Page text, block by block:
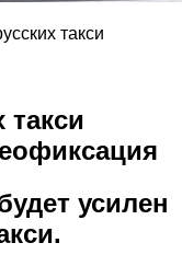
такси
такси
усилен